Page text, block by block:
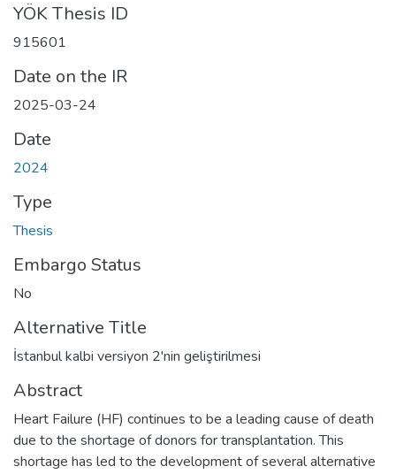
YÖK Thesis ID
915601
Date on the IR
2025-03-24
Date
2024
Type
Thesis
Embargo Status
No
Alternative Title
İstanbul kalbi versiyon 2'nin geliştirilmesi
Abstract
Heart Failure (HF) continues to be a leading cause of death
due to the shortage of donors for transplantation. This
shortage has led to the development of several alternative